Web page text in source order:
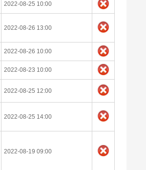
2022-08-25 10:00
2022-08-26 13:00
2022-08-26 10:00
2022-08-23 10:00
2022-08-25 12:00
2022-08-25 14:00
2022-08-19 09:00